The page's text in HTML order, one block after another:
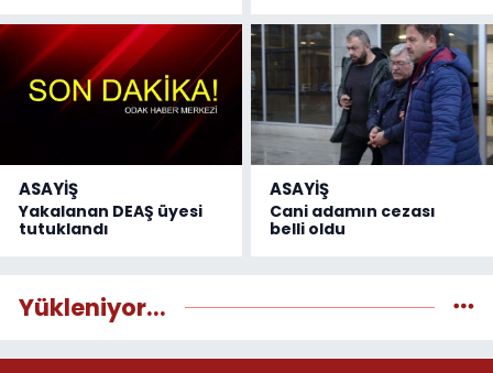
ASAYİŞ
Yakalanan DEAŞ üyesi
tutuklandı
ASAYİŞ
Cani adamın cezası
belli oldu
Yükleniyor...